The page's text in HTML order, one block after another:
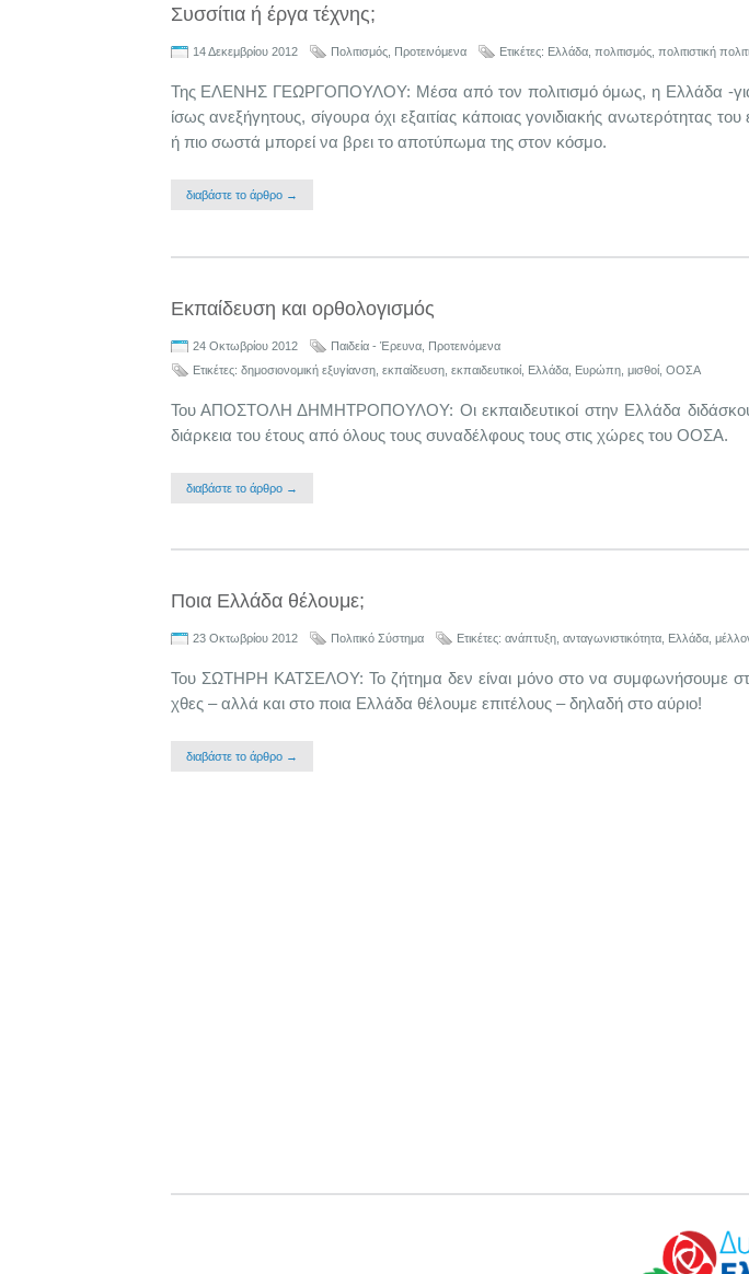
Συσσίτια ή έργα τέχνης;
14 Δεκεμβρίου 2012 Πολιτισμός, Προτεινόμενα Ετικέτες: Ελλάδα, πολιτισμός, πολιτιστική
Της ΕΛΕΝΗΣ ΓΕΩΡΓΟΠΟΥΛΟΥ: Μέσα από τον πολιτισμό όμως, η Ελλάδα -
ίσως ανεξήγητους, σίγουρα όχι εξαιτίας κάποιας γονιδιακής ανωτερότητας του
ή πιο σωστά μπορεί να βρει το αποτύπωμα της στον κόσμο.
διαβάστε το άρθρο →
Εκπαίδευση και ορθολογισμός
24 Οκτωβρίου 2012 Παιδεία - Έρευνα, Προτεινόμενα
Ετικέτες: δημοσιονομική εξυγίανση, εκπαίδευση, εκπαιδευτικοί, Ελλάδα, Ευρώπη, μισθοί, ΟΟΣΑ
Του ΑΠΟΣΤΟΛΗ ΔΗΜΗΤΡΟΠΟΥΛΟΥ: Οι εκπαιδευτικοί στην Ελλάδα
διάρκεια του έτους από όλους τους συναδέλφους τους στις χώρες του ΟΟΣΑ.
διαβάστε το άρθρο →
Ποια Ελλάδα θέλουμε;
23 Οκτωβρίου 2012 Πολιτικό Σύστημα Ετικέτες: ανάπτυξη, ανταγωνιστικότητα, Ελλάδα,
Του ΣΩΤΗΡΗ ΚΑΤΣΕΛΟΥ: Το ζήτημα δεν είναι μόνο στο να συμφωνήσουμε
χθες – αλλά και στο ποια Ελλάδα θέλουμε επιτέλους – δηλαδή στο αύριο!
διαβάστε το άρθρο →